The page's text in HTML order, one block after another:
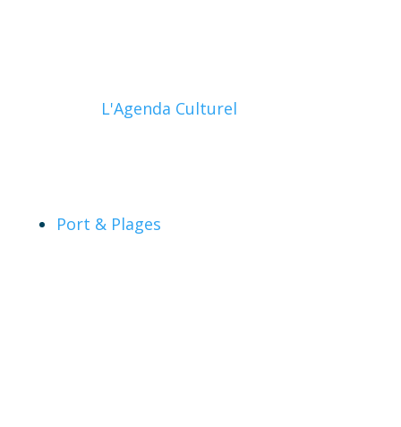
L'Agenda Culturel
Port & Plages